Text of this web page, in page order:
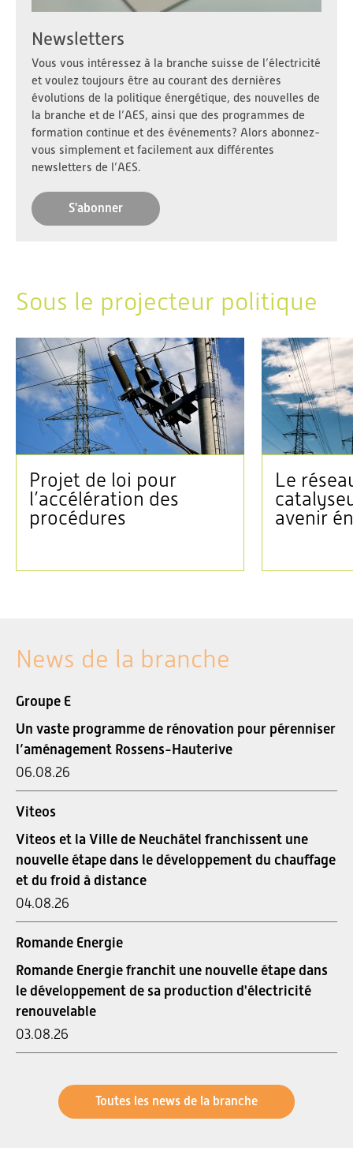
Newsletters
Vous vous intéressez à la branche suisse de l’électricité
et voulez toujours être au courant des dernières
évolutions de la politique énergétique, des nouvelles de
la branche et de l’AES, ainsi que des programmes de
formation continue et des événements? Alors abonnez-
vous simplement et facilement aux différentes
newsletters de l’AES.
S'abonner
Sous le projecteur politique
Projet de loi pour
l’accélération des
procédures
Le
avenir
News de la branche
Groupe E
Un vaste programme de rénovation pour pérenniser
l’aménagement Rossens-Hauterive
06.08.26
Viteos
Viteos et la Ville de Neuchâtel franchissent une
nouvelle étape dans le développement du chauffage
et du froid à distance
04.08.26
Romande Energie
Romande Energie franchit une nouvelle étape dans
le développement de sa production d'électricité
renouvelable
03.08.26
Toutes les news de la branche